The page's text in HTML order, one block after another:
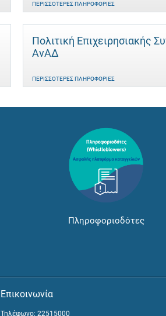
ΠΕΡΙΣΣΌΤΕΡΕΣ ΠΛΗΡΟΦΟΡΊΕΣ
Πολιτική Επιχειρησιακής
ΑνΑΔ
ΠΕΡΙΣΣΌΤΕΡΕΣ ΠΛΗΡΟΦΟΡΊΕΣ
Πληροφοριοδότες
Επικοινωνία
Τηλέφωνο: 22515000